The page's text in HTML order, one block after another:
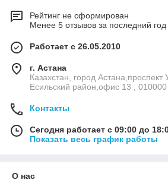
Рейтинг не сформирован
Менее 5 отзывов за последний год
Работает с 26.05.2010
г. Астана
Казахстан, город
Есильский район,офис 13 , 010000
Контакты
Сегодня работает с 09:00 до
Показать весь график работы
О нас